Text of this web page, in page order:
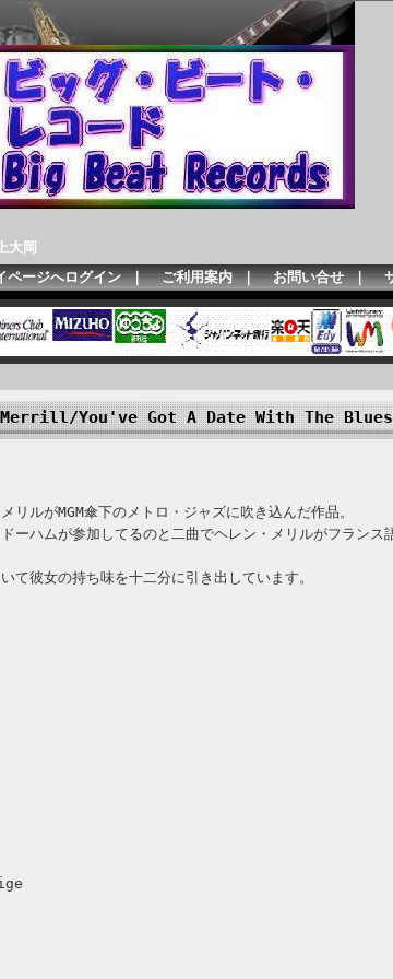
大岡
ページへログイン｜ ご利用案内｜ お問い合せ｜
Merrill/You've Got A Date With The
ルがMGM傘下のメトロ・ジャズに吹き込んだ作品。
ーハムが参加してるのと二曲でヘレン・メリルがフランス
て彼女の持ち味を十二分に引き出しています。